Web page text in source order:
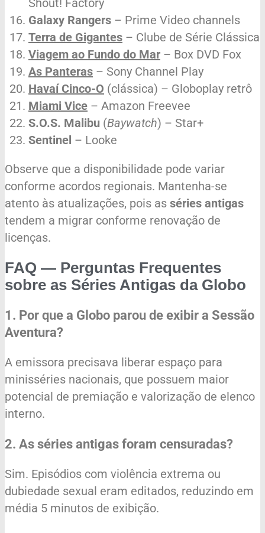
Shout! Factory
Galaxy Rangers – Prime Video channels
Terra de Gigantes – Clube de Série Clássica
Viagem ao Fundo do Mar – Box DVD Fox
As Panteras – Sony Channel Play
Havaí Cinco-O (clássica) – Globoplay retrô
Miami Vice – Amazon Freevee
S.O.S. Malibu (Baywatch) – Star+
Sentinel – Looke
Observe que a disponibilidade pode variar
conforme acordos regionais. Mantenha-se
atento às atualizações, pois as séries antigas
tendem a migrar conforme renovação de
licenças.
FAQ — Perguntas Frequentes
sobre as Séries Antigas da Globo
1. Por que a Globo parou de exibir a Sessão
Aventura?
A emissora precisava liberar espaço para
minisséries nacionais, que possuem maior
potencial de premiação e valorização de elenco
interno.
2. As séries antigas foram censuradas?
Sim. Episódios com violência extrema ou
dubiedade sexual eram editados, reduzindo em
média 5 minutos de exibição.